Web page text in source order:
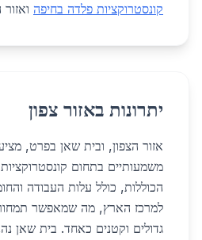
קונסטרוקציות פלדה בחיפה
יתרונות באזור צפון
אזור הצפון, ובית שאן בפרט,
משמעותיים בתחום
הכוללות, כולל עלות העבודה
למרכז הארץ, מה שמאפשר
גדולים וקטנים כאחד. בית שאן